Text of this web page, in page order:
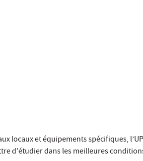
locaux et équipements spécifiques,
d'étudier dans les meilleures